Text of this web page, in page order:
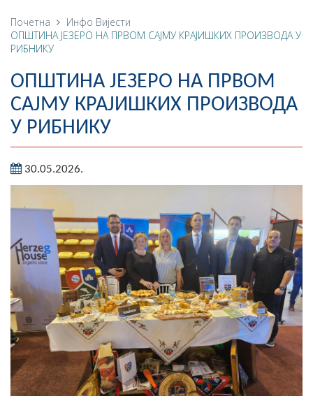
О ОПШТИНИ
Историја
Географија
Насељена мјеста
Фотогалерија
О Начелнику
Замјеник начелника
Извјештај о раду начелника
СКУПШТИНА
Статут Општине
Скупштинско вијеће општине језеро
Почетна Инфо Вијести
ОПШТИНА ЈЕЗЕРО НА ПРВОМ САЈМУ КРАЈИШКИХ ПРОИЗВОДА У
РИБНИКУ
ОПШТИНА ЈЕЗЕРО НА ПРВОМ
САЈМУ КРАЈИШКИХ ПРОИЗВОДА
У РИБНИКУ
30.05.2026.